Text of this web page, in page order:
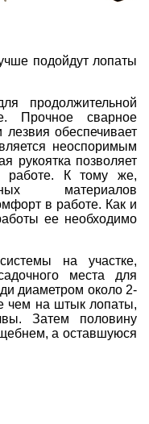
подойдут лопаты
продолжительной
Прочное сварное
лезвия обеспечивает
неоспоримым
рукоятка позволяет
работе. К тому же,
материалов
в работе. Как и
ее необходимо
на участке,
места для
диаметром около 2-
чем на штык лопаты,
Затем половину
а оставшуюся